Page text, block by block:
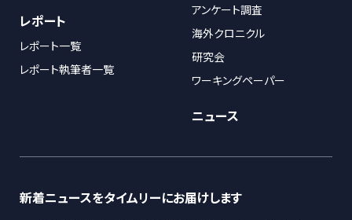
レポート
レポート一覧
レポート執筆者一覧
アンケート調査
海外クロニクル
研究会
ワーキングペーパー
ニュース
新着ニュースをタイムリーにお届けします